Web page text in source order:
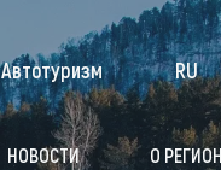
НОВОСТИ О
Автотуризм RU